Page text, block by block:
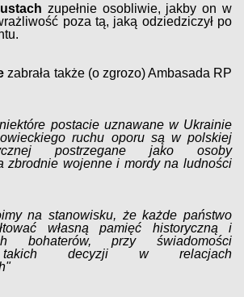
zupełnie osobliwie, jakby on w
poza tą, jaką odziedziczył po
zabrała także (o zgrozo) Ambasada RP
postacie uznawane w Ukrainie
ruchu oporu są w polskiej
postrzegane jako osoby
zbrodnie wojenne i mordy na ludności
na stanowisku, że każde państwo
własną pamięć historyczną i
bohaterów, przy świadomości
takich decyzji w relacjach